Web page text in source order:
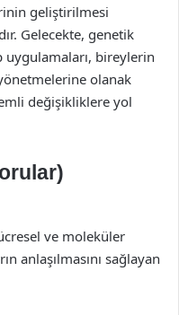
geliştirilmesi
Gelecekte, genetik
uygulamaları, bireylerin
olanak
değişikliklere yol
ve moleküler
anlaşılmasını sağlayan